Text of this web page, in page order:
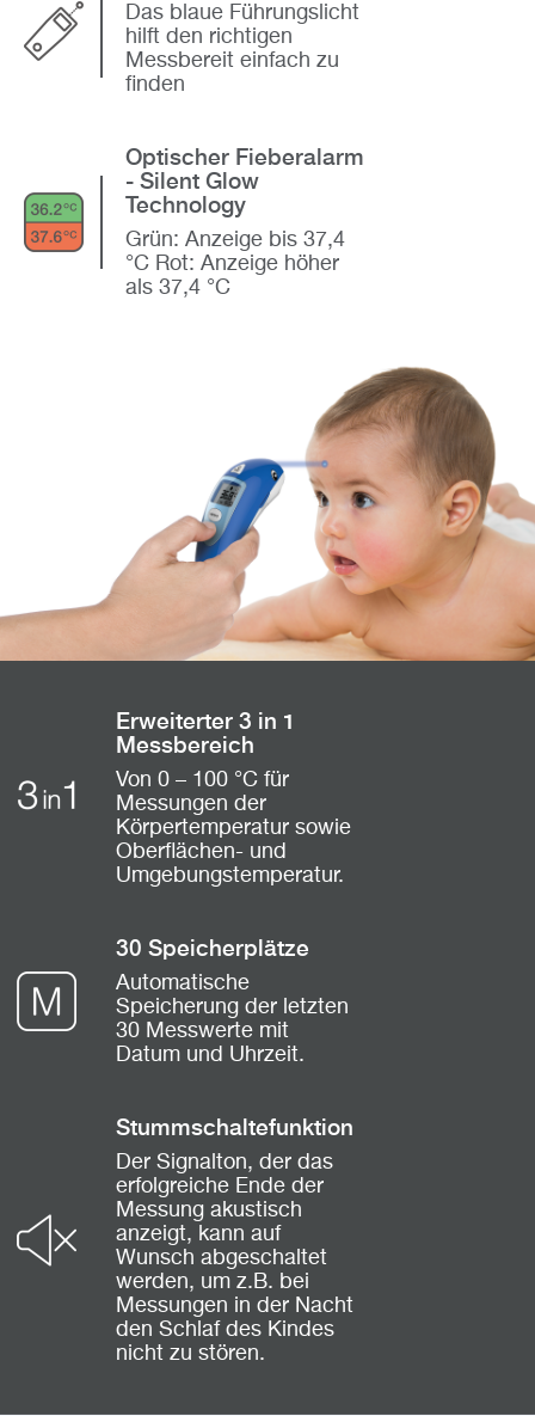
Das blaue Führungslicht
hilft den richtigen
Messbereit einfach zu
finden
Optischer Fieberalarm
- Silent Glow
Technology
Grün: Anzeige bis 37,4
°C Rot: Anzeige höher
als 37,4 °C
Erweiterter 3 in 1
Messbereich
Von 0 – 100 °C für
Messungen der
Körpertemperatur sowie
Oberflächen- und
Umgebungstemperatur.
30 Speicherplätze
Automatische
Speicherung der letzten
30 Messwerte mit
Datum und Uhrzeit.
Stummschaltefunktion
Der Signalton, der das
erfolgreiche Ende der
Messung akustisch
anzeigt, kann auf
Wunsch abgeschaltet
werden, um z.B. bei
Messungen in der Nacht
den Schlaf des Kindes
nicht zu stören.